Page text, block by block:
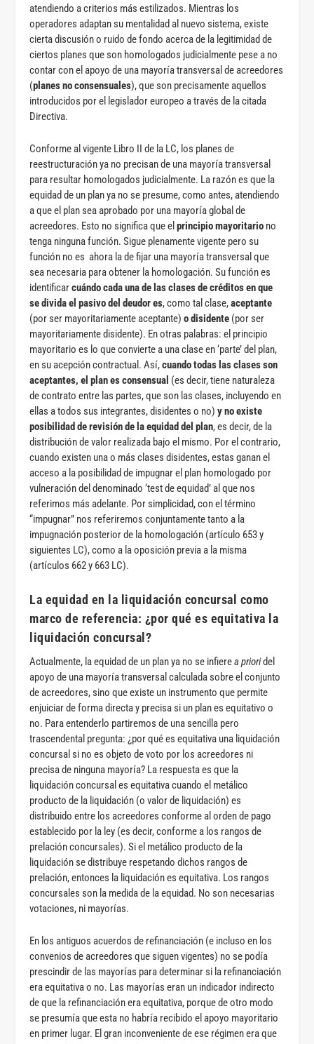
atendiendo a criterios más estilizados. Mientras los
operadores adaptan su mentalidad al nuevo sistema, existe
cierta discusión o ruido de fondo acerca de la legitimidad de
ciertos planes que son homologados judicialmente pese a no
contar con el apoyo de una mayoría transversal de acreedores
(planes no consensuales), que son precisamente aquellos
introducidos por el legislador europeo a través de la citada
Directiva.
Conforme al vigente Libro II de la LC, los planes de
reestructuración ya no precisan de una mayoría transversal
para resultar homologados judicialmente. La razón es que la
equidad de un plan ya no se presume, como antes, atendiendo
a que el plan sea aprobado por una mayoría global de
acreedores. Esto no significa que elprincipio mayoritario no
tenga ninguna función. Sigue plenamente vigente pero su
función no es ahora la de fijar una mayoría transversal que
sea necesaria para obtener la homologación. Su función es
identificarcuándo cada una de las clases de créditos en que
se divida el pasivo del deudor es, como tal clase,aceptante
(por ser mayoritariamente aceptante)o disidente (por ser
mayoritariamente disidente). En otras palabras: el principio
mayoritario es lo que convierte a una clase en ‘parte’ del plan,
en su acepción contractual. Así,cuando todas las clases son
aceptantes, el plan es consensual (es decir, tiene naturaleza
de contrato entre las partes, que son las clases, incluyendo en
ellas a todos sus integrantes, disidentes o no)y no existe
posibilidad de revisión de la equidad del plan, es decir, de la
distribución de valor realizada bajo el mismo. Por el contrario,
cuando existen una o más clases disidentes, estas ganan el
acceso a la posibilidad de impugnar el plan homologado por
vulneración del denominado ‘test de equidad’ al que nos
referimos más adelante. Por simplicidad, con el término
“impugnar” nos referiremos conjuntamente tanto a la
impugnación posterior de la homologación (artículo 653 y
siguientes LC), como a la oposición previa a la misma
(artículos 662 y 663 LC).
La equidad en la liquidación concursal como
marco de referencia: ¿por qué es equitativa la
liquidación concursal?
Actualmente, la equidad de un plan ya no se infierea prioridel
apoyo de una mayoría transversal calculada sobre el conjunto
de acreedores, sino que existe un instrumento que permite
enjuiciar de forma directa y precisa si un plan es equitativo o
no. Para entenderlo partiremos de una sencilla pero
trascendental pregunta: ¿por qué es equitativa una liquidación
concursal si no es objeto de voto por los acreedores ni
precisa de ninguna mayoría? La respuesta es que la
liquidación concursal es equitativa cuando el metálico
producto de la liquidación (o valor de liquidación) es
distribuido entre los acreedores conforme al orden de pago
establecido por la ley (es decir, conforme a los rangos de
prelación concursales). Si el metálico producto de la
liquidación se distribuye respetando dichos rangos de
prelación, entonces la liquidación es equitativa. Los rangos
concursales son la medida de la equidad. No son necesarias
votaciones, ni mayorías.
En los antiguos acuerdos de refinanciación (e incluso en los
convenios de acreedores que siguen vigentes) no se podía
prescindir de las mayorías para determinar si la refinanciación
era equitativa o no. Las mayorías eran un indicador indirecto
de que la refinanciación era equitativa, porque de otro modo
se presumía que esta no habría recibido el apoyo mayoritario
en primer lugar. El gran inconveniente de ese régimen era que